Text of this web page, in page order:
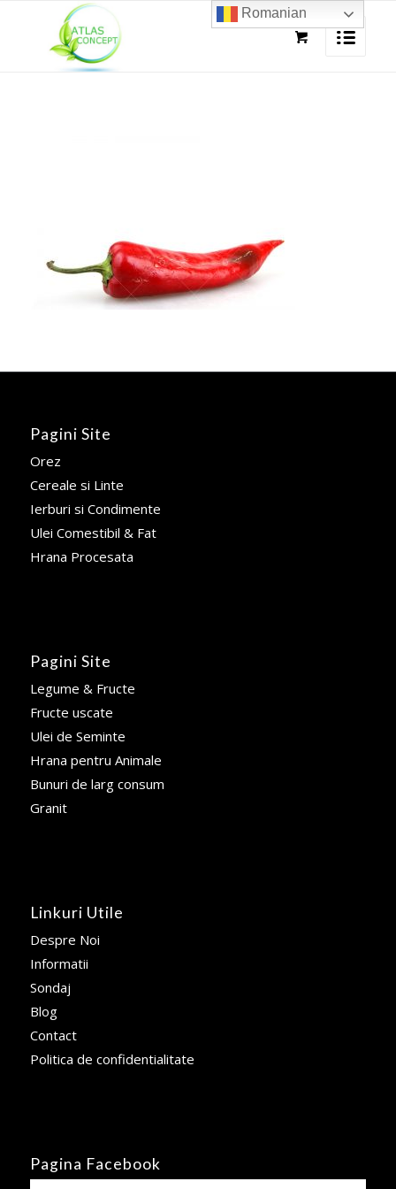
Pagini Site
Orez
Cereale si Linte
Ierburi si Condimente
Ulei Comestibil & Fat
Hrana Procesata
Pagini Site
Legume & Fructe
Fructe uscate
Ulei de Seminte
Hrana pentru Animale
Bunuri de larg consum
Granit
Linkuri Utile
Despre Noi
Informatii
Sondaj
Blog
Contact
Politica de confidentialitate
Pagina Facebook
Romanian